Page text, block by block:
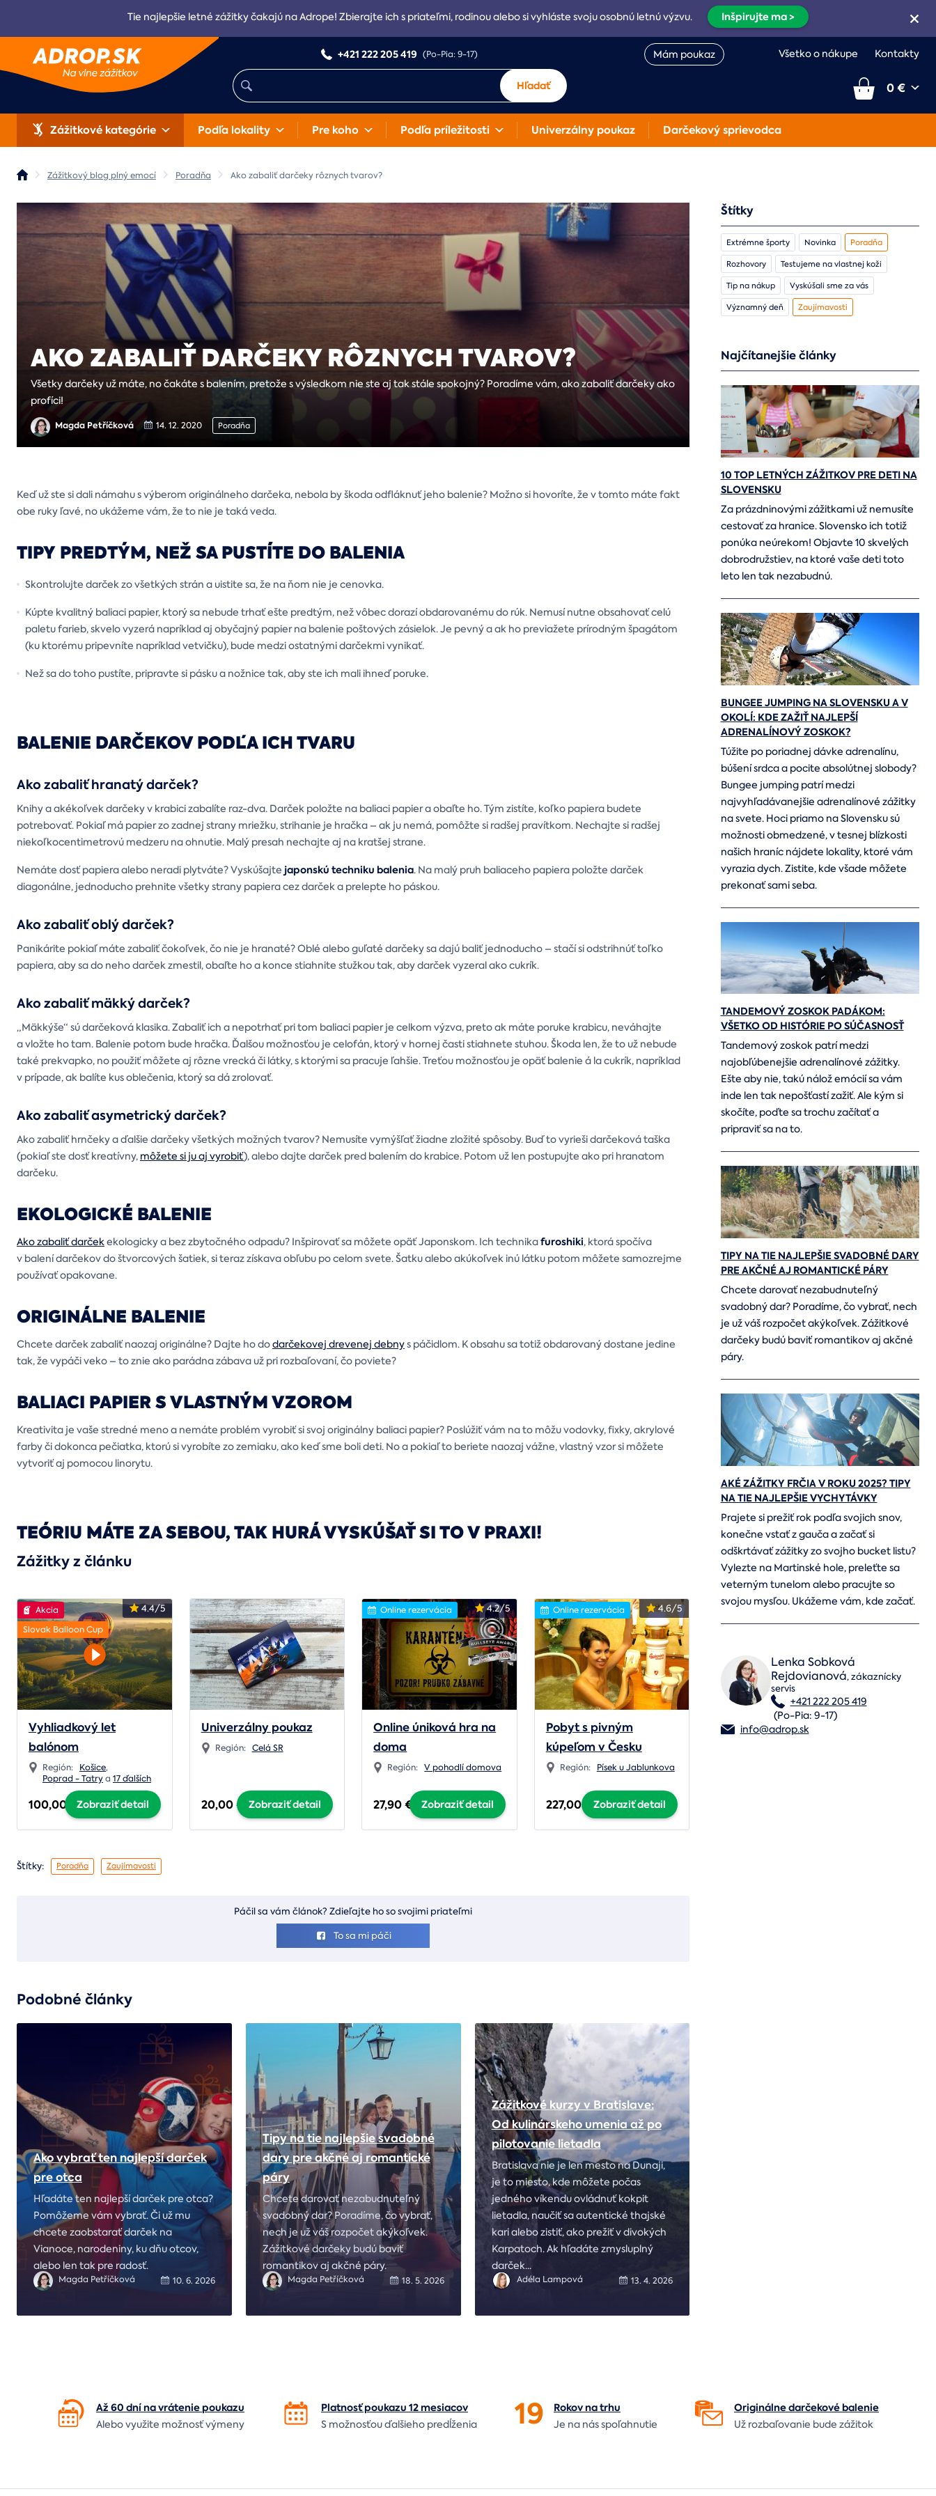
Tie najlepšie letné zážitky čakajú na Adrope! Zbierajte ich s priateľmi, rodinou alebo si vyhláste svoju osobnú letnú výzvu. Inšpirujte ma >
+421 222 205 419 (Po-Pia: 9-17) Mám poukaz Všetko o nákupe Kontakty
Hľadať 0 €
Zážitkové kategórie Podľa lokality Pre koho Podľa príležitosti Univerzálny poukaz Darčekový sprievodca
Zážitkový blog plný emocí Poradňa Ako zabaliť darčeky rôznych tvarov?
AKO ZABALIŤ DARČEKY RÔZNYCH TVAROV?
Všetky darčeky už máte, no čakáte s balením, pretože s výsledkom nie ste aj tak stále spokojný? Poradíme vám, ako zabaliť darčeky ako
profíci!
Magda Petříčková 14. 12. 2020 Poradňa
Keď už ste si dali námahu s výberom originálneho darčeka, nebola by škoda odfláknuť jeho balenie? Možno si hovoríte, že v tomto máte fakt
obe ruky ľavé, no ukážeme vám, že to nie je taká veda.
TIPY PREDTÝM, NEŽ SA PUSTÍTE DO BALENIA
Skontrolujte darček zo všetkých strán a uistite sa, že na ňom nie je cenovka.
Kúpte kvalitný baliaci papier, ktorý sa nebude trhať ešte predtým, než vôbec dorazí obdarovanému do rúk. Nemusí nutne obsahovať celú
paletu farieb, skvelo vyzerá napríklad aj obyčajný papier na balenie poštových zásielok. Je pevný a ak ho previažete prírodným špagátom
(ku ktorému pripevníte napríklad vetvičku), bude medzi ostatnými darčekmi vynikať.
Než sa do toho pustíte, pripravte si pásku a nožnice tak, aby ste ich mali ihneď poruke.
BALENIE DARČEKOV PODĽA ICH TVARU
Ako zabaliť hranatý darček?
Knihy a akékoľvek darčeky v krabici zabalíte raz-dva. Darček položte na baliaci papier a obaľte ho. Tým zistíte, koľko papiera budete
potrebovať. Pokiaľ má papier zo zadnej strany mriežku, strihanie je hračka – ak ju nemá, pomôžte si radšej pravítkom. Nechajte si radšej
niekoľkocentimetrovú medzeru na ohnutie. Malý presah nechajte aj na kratšej strane.
Nemáte dosť papiera alebo neradi plytváte? Vyskúšajte japonskú techniku balenia. Na malý pruh baliaceho papiera položte darček
diagonálne, jednoducho prehnite všetky strany papiera cez darček a prelepte ho páskou.
Ako zabaliť oblý darček?
Panikárite pokiaľ máte zabaliť čokoľvek, čo nie je hranaté? Oblé alebo guľaté darčeky sa dajú baliť jednoducho – stačí si odstrihnúť toľko
papiera, aby sa do neho darček zmestil, obaľte ho a konce stiahnite stužkou tak, aby darček vyzeral ako cukrík.
Ako zabaliť mäkký darček?
„Mäkkýše“ sú darčeková klasika. Zabaliť ich a nepotrhať pri tom baliaci papier je celkom výzva, preto ak máte poruke krabicu, neváhajte
a vložte ho tam. Balenie potom bude hračka. Ďalšou možnosťou je celofán, ktorý v hornej časti stiahnete stuhou. Škoda len, že to už nebude
také prekvapko, no použiť môžete aj rôzne vrecká či látky, s ktorými sa pracuje ľahšie. Treťou možnosťou je opäť balenie á la cukrík, napríklad
v prípade, ak balíte kus oblečenia, ktorý sa dá zrolovať.
Ako zabaliť asymetrický darček?
Ako zabaliť hrnčeky a ďalšie darčeky všetkých možných tvarov? Nemusíte vymýšľať žiadne zložité spôsoby. Buď to vyrieši darčeková taška
(pokiaľ ste dosť kreatívny, môžete si ju aj vyrobiť), alebo dajte darček pred balením do krabice. Potom už len postupujte ako pri hranatom
darčeku.
EKOLOGICKÉ BALENIE
Ako zabaliť darčekekologicky a bez zbytočného odpadu? Inšpirovať sa môžete opäť Japonskom. Ich technikafuroshiki, ktorá spočíva
v balení darčekov do štvorcových šatiek, si teraz získava obľubu po celom svete. Šatku alebo akúkoľvek inú látku potom môžete samozrejme
používať opakovane.
ORIGINÁLNE BALENIE
Chcete darček zabaliť naozaj originálne? Dajte ho dodarčekovej drevenej debnys páčidlom. K obsahu sa totiž obdarovaný dostane jedine
tak, že vypáči veko – to znie ako parádna zábava už pri rozbaľovaní, čo poviete?
BALIACI PAPIER S VLASTNÝM VZOROM
Kreativita je vaše stredné meno a nemáte problém vyrobiť si svoj originálny baliaci papier? Poslúžiť vám na to môžu vodovky, fixky, akrylové
farby či dokonca pečiatka, ktorú si vyrobíte zo zemiaku, ako keď sme boli deti. No a pokiaľ to beriete naozaj vážne, vlastný vzor si môžete
vytvoriť aj pomocou linorytu.
TEÓRIU MÁTE ZA SEBOU, TAK HURÁ VYSKÚŠAŤ SI TO V PRAXI!
Zážitky z článku
4.4/5
Akcia
Slovak Balloon Cup
Vyhliadkový let
balónom
Región: Košice,
Poprad - Tatrya 17 ďalších
100,00 €Zobraziť detail
Univerzálny poukaz
Región: Celá SR
20,00 € Zobraziť detail
4.2/5
Online rezervácia
Online úniková hra na
doma
Región: V pohodlí domova
27,90 € Zobraziť detail
4.6/5
Online rezervácia
Pobyt s pivným
kúpeľom v Česku
Región: Písek u Jablunkova
227,00 € Zobraziť detail
Štítky: Poradňa Zaujímavosti
To sa mi páči
Páčil sa vám článok? Zdieľajte ho so svojimi priateľmi
Podobné články
Ako vybrať ten najlepší darček
pre otca
Hľadáte ten najlepší darček pre otca?
Pomôžeme vám vybrať. Či už mu
chcete zaobstarať darček na
Vianoce, narodeniny, ku dňu otcov,
alebo len tak pre radosť.
Magda Petříčková 10. 6. 2026
Tipy na tie najlepšie svadobné
dary pre akčné aj romantické
páry
Chcete darovať nezabudnuteľný
svadobný dar? Poradíme, čo vybrať,
nech je už váš rozpočet akýkoľvek.
Zážitkové darčeky budú baviť
romantikov aj akčné páry.
Magda Petříčková 18. 5. 2026
Zážitkové kurzy v Bratislave:
Od kulinárskeho umenia až po
pilotovanie lietadla
Bratislava nie je len mesto na Dunaji,
je to miesto, kde môžete počas
jedného víkendu ovládnuť kokpit
lietadla, naučiť sa autentické thajské
kari alebo zistiť, ako prežiť v divokých
Karpatoch. Ak hľadáte zmysluplný
darček...
Adéla Lampová 13. 4. 2026
Štítky
Extrémne športy Novinka Poradňa
Rozhovory Testujeme na vlastnej koži
Tip na nákup Vyskúšali sme za vás
Významný deň Zaujímavosti
Najčítanejšie články
10 TOP LETNÝCH ZÁŽITKOV PRE DETI NA
SLOVENSKU
Za prázdninovými zážitkami už nemusíte
cestovať za hranice. Slovensko ich totiž
ponúka neúrekom! Objavte 10 skvelých
dobrodružstiev, na ktoré vaše deti toto
leto len tak nezabudnú.
BUNGEE JUMPING NA SLOVENSKU A V
OKOLÍ: KDE ZAŽIŤ NAJLEPŠÍ
ADRENALÍNOVÝ ZOSKOK?
Túžite po poriadnej dávke adrenalínu,
búšení srdca a pocite absolútnej slobody?
Bungee jumping patrí medzi
najvyhľadávanejšie adrenalínové zážitky
na svete. Hoci priamo na Slovensku sú
možnosti obmedzené, v tesnej blízkosti
našich hraníc nájdete lokality, ktoré vám
vyrazia dych. Zistite, kde všade môžete
prekonať sami seba.
TANDEMOVÝ ZOSKOK PADÁKOM:
VŠETKO OD HISTÓRIE PO SÚČASNOSŤ
Tandemový zoskok patrí medzi
najobľúbenejšie adrenalínové zážitky.
Ešte aby nie, takú nálož emócií sa vám
inde len tak nepošťastí zažiť. Ale kým si
skočíte, poďte sa trochu začítať a
pripraviť sa na to.
TIPY NA TIE NAJLEPŠIE SVADOBNÉ DARY
PRE AKČNÉ AJ ROMANTICKÉ PÁRY
Chcete darovať nezabudnuteľný
svadobný dar? Poradíme, čo vybrať, nech
je už váš rozpočet akýkoľvek. Zážitkové
darčeky budú baviť romantikov aj akčné
páry.
AKÉ ZÁŽITKY FRČIA V ROKU 2025? TIPY
NA TIE NAJLEPŠIE VYCHYTÁVKY
Prajete si prežiť rok podľa svojich snov,
konečne vstať z gauča a začať si
odškrtávať zážitky zo svojho bucket listu?
Vylezte na Martinské hole, preleťte sa
veterným tunelom alebo pracujte so
svojou mysľou. Ukážeme vám, kde začať.
Lenka Sobková
Rejdovianová,zákaznícky
servis
+421 222 205 419
(Po-Pia: 9-17)
info@adrop.sk
Až 60 dní na vráteniepoukazu
Alebo využite možnosť výmeny
Platnosť poukazu 12 mesiacov
S možnosťou ďalšieho predĺženia 19 Rokov natrhu
Je na násspoľahnutie
Originálne darčekovébalenie
Už rozbaľovanie bude zážitok